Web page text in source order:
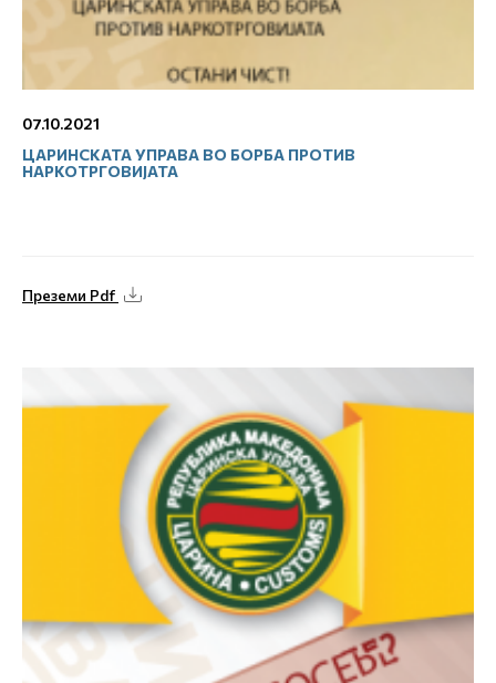
07.10.2021
ЦАРИНСКАТА УПРАВА ВО БОРБА ПРОТИВ
НАРКОТРГОВИЈАТА
Преземи Pdf